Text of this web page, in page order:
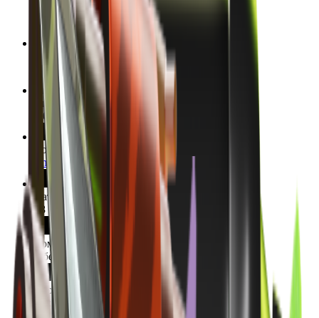
Каталог отделки
77
Редкость
Тайное
Диапазон Float
0.06 - 0.8
Коллекция
The Shattered Web Collection
Дата выпуска
18 ноября 2019 г.
Команда
Обе команды
Версия модели
CS:GO